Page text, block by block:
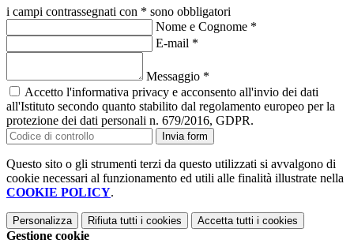
i campi contrassegnati con * sono obbligatori
Nome e Cognome *
E-mail *
Messaggio *
Accetto l'informativa privacy e acconsento all'invio dei dati
all'Istituto secondo quanto stabilito dal regolamento europeo per la
protezione dei dati personali n. 679/2016, GDPR.
Invia form
Questo sito o gli strumenti terzi da questo utilizzati si avvalgono di
cookie necessari al funzionamento ed utili alle finalità illustrate nella
COOKIE POLICY.
Personalizza Rifiuta tutti i cookies Accetta tutti i cookies
Gestione cookie